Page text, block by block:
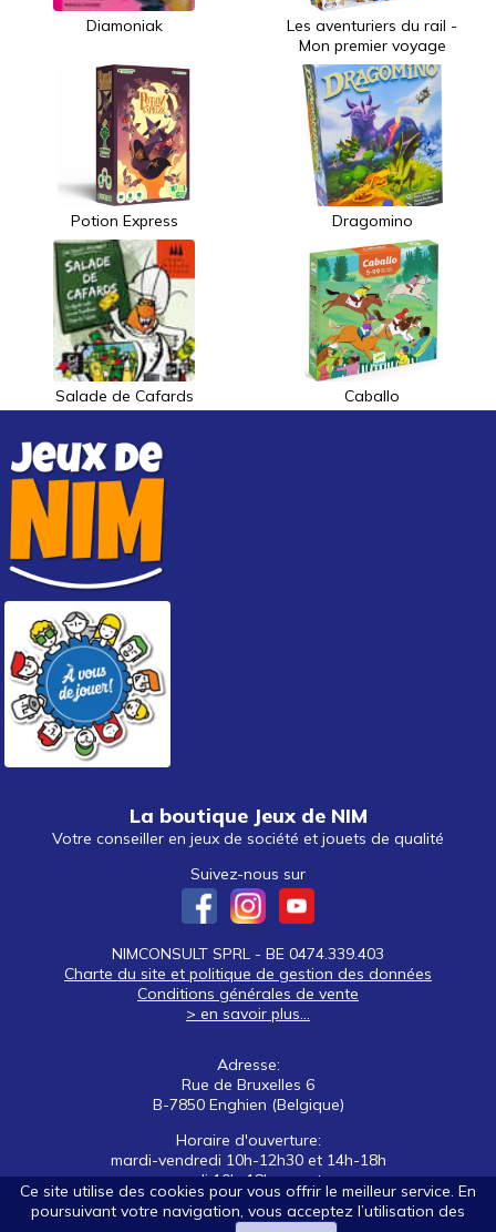
Diamoniak
Les aventuriers du rail -
Mon premier voyage
Potion Express Dragomino
Salade de Cafards Caballo
La boutique Jeux de NIM
Votre conseiller en jeux de société et jouets de qualité
Suivez-nous sur
NIMCONSULT SPRL - BE 0474.339.403
Charte du site et politique de gestion des données
Conditions générales de vente
> en savoir plus...
Adresse:
Rue de Bruxelles 6
B-7850 Enghien (Belgique)
Horaire d'ouverture:
mardi-vendredi 10h-12h30 et 14h-18h
samedi 10h-18h non stop
Tél: +32 (0)2 395 92 88
Ce site utilise des cookies pour vous offrir le meilleur service. En
poursuivant votre navigation, vous acceptez l’utilisation des